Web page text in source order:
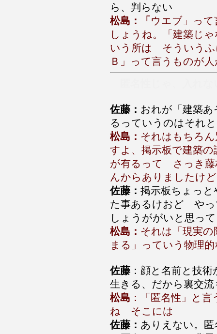
ら、判らない
松島：「 ウエブ」っ
しょうね。「建築じ
いう所は そういうふ
Ｂ」って言うものが
佐藤： おれが「建築
るっていうのはそれ
松島： それはもちろ
すよ、掲示板で建築の
が有るって さっき藤
んからありましたけ
佐藤： 掲示板ちょっと
た事あるけおど やっ
しょうががいと思って
松島： それは「現実
まる」っていう物理
佐藤 ：顔と名前と技
生きる、だから裏交
松島 ：「匿名性」と
ね そこには
佐藤： ありえない。